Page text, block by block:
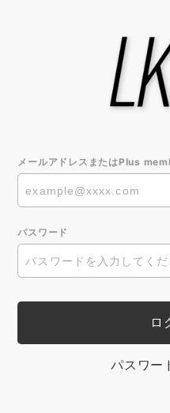
メールアドレスまたはPlus
パスワード
パスワー